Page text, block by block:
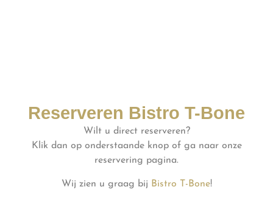
Reserveren Bistro T-Bone
Wilt u direct reserveren?
Klik dan op onderstaande knop of ga naar onze
reservering pagina.
Wij zien u graag bij Bistro T-Bone!